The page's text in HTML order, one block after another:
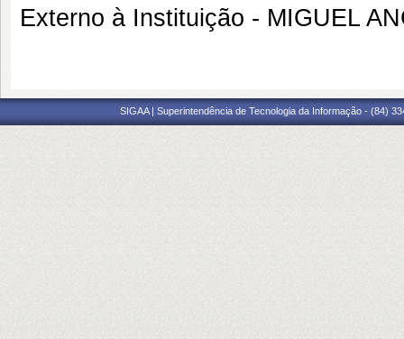
Externo à Instituição - MIGUEL
SIGAA | Superintendência de Tecnologia da Informação - (84)